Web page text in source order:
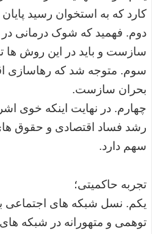
کارد که به استخوان رسید
دوم. فهمید که شوک درمانی در
سازست و باید در این روش ها
سوم. متوجه شد که رهاسازی
بحران سازست.
چهارم. در نهایت اینکه خوی
رشد فساد اقتصادی و حقوق
سهم دارد.
تجربه حاکمیتی؛
توهمی و متهورانه در شبکه